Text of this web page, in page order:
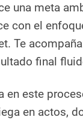
una meta
con el
Te
final
en este
en actos,